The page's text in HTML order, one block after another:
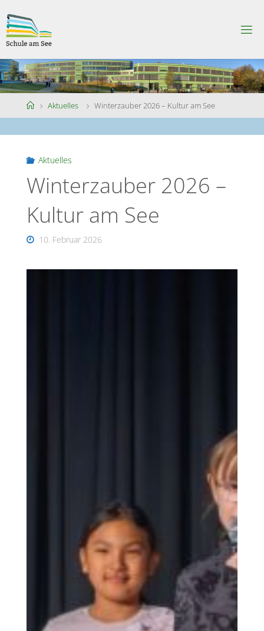
to
content
CHU
LEA
MS
EE
HomeAktuelles Winterzauber 2026 – Kultur am See
Aktuelles
Winterzauber 2026 –
Kultur am See
10. Februar 2026